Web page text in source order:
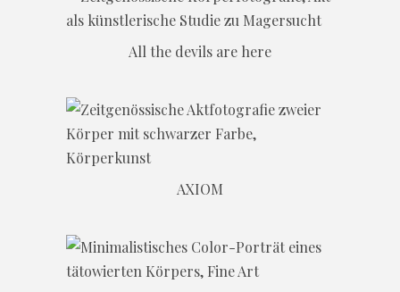
All the devils are here
AXIOM